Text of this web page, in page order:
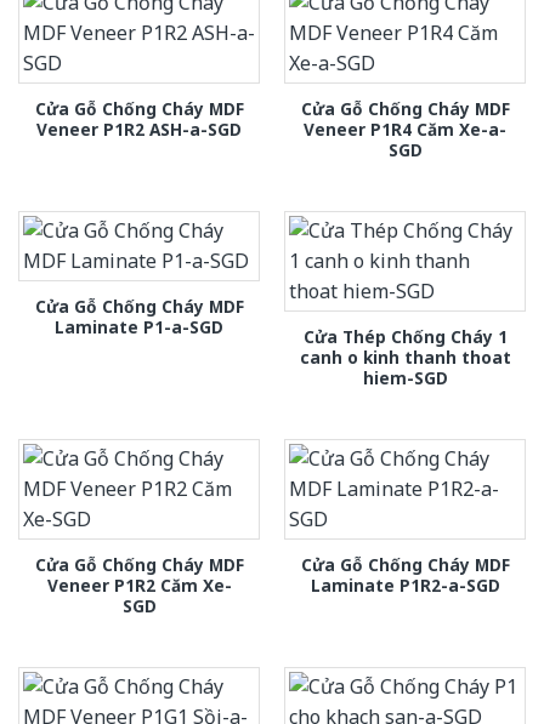
Cửa Gỗ Chống Cháy MDF
Veneer P1R2 ASH-a-SGD
Cửa Gỗ Chống Cháy MDF
Veneer P1R4 Căm Xe-a-
SGD
Cửa Gỗ Chống Cháy MDF
Laminate P1-a-SGD
Cửa Thép Chống Cháy 1
canh o kinh thanh thoat
hiem-SGD
Cửa Gỗ Chống Cháy MDF
Veneer P1R2 Căm Xe-
SGD
Cửa Gỗ Chống Cháy MDF
Laminate P1R2-a-SGD